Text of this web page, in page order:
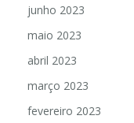
junho 2023
maio 2023
abril 2023
março 2023
fevereiro 2023